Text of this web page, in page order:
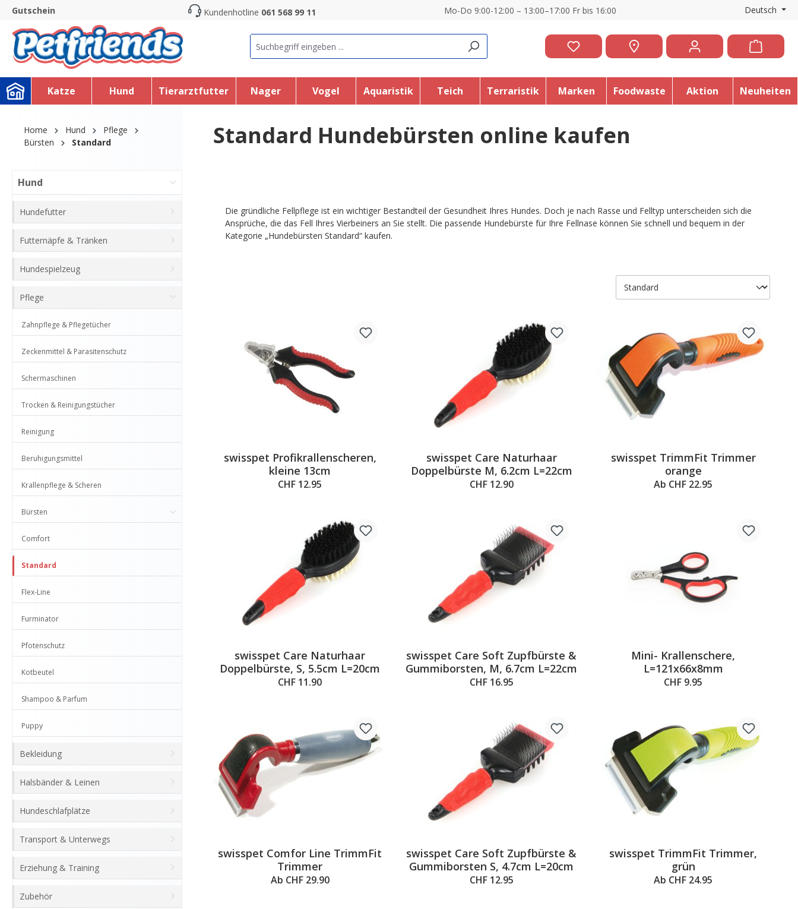
Skip to main navigation
Gutschein Kundenhotline 061 568 99 11 Mo-Do 9:00-12:00 – 13:00–17:00 Fr bis 16:00 Deutsch
Katze Hund Tierarztfutter Nager Vogel Aquaristik Teich Terraristik Marken Foodwaste Aktion Neuheiten
Home Hund
Pflege
Bürsten
Standard
Hund
Hundefutter
Futternäpfe & Tränken
Hundespielzeug
Pflege
Zahnpflege & Pflegetücher
Zeckenmittel & Parasitenschutz
Schermaschinen
Trocken & Reinigungstücher
Reinigung
Beruhigungsmittel
Krallenpflege & Scheren
Bürsten
Comfort
Standard
Flex-Line
Furminator
Pfotenschutz
Kotbeutel
Shampoo & Parfum
Puppy
Bekleidung
Halsbänder & Leinen
Hundeschlafplätze
Transport & Unterwegs
Erziehung & Training
Zubehör
Standard Hundebürsten online kaufen
Die gründliche Fellpflege ist ein wichtiger Bestandteil der Gesundheit Ihres Hundes. Doch je nach Rasse und Felltyp unterscheiden sich die
Ansprüche, die das Fell Ihres Vierbeiners an Sie stellt. Die passende Hundebürste für Ihre Fellnase können Sie schnell und bequem in der
Kategorie „Hundebürsten Standard“ kaufen.
swisspet Profikrallenscheren,
kleine 13cm
CHF 12.95
swisspet Care Naturhaar
Doppelbürste M, 6.2cm L=22cm
CHF 12.90
swisspet TrimmFit Trimmer
orange
Ab CHF 22.95
swisspet Care Naturhaar
Doppelbürste, S, 5.5cm L=20cm
CHF 11.90
swisspet Care Soft Zupfbürste &
Gummiborsten, M, 6.7cm L=22cm
CHF 16.95
Mini- Krallenschere,
L=121x66x8mm
CHF 9.95
swisspet Comfor Line TrimmFit
Trimmer
Ab CHF 29.90
swisspet Care Soft Zupfbürste &
Gummiborsten S, 4.7cm L=20cm
CHF 12.95
swisspet TrimmFit Trimmer,
grün
Ab CHF 24.95